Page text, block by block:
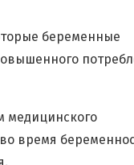
беременные
медицинского
время